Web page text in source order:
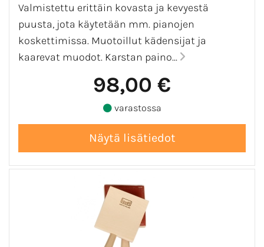
Valmistettu erittäin kovasta ja kevyestä
puusta, jota käytetään mm. pianojen
koskettimissa. Muotoillut kädensijat ja
kaarevat muodot. Karstan paino...
98,00 €
varastossa